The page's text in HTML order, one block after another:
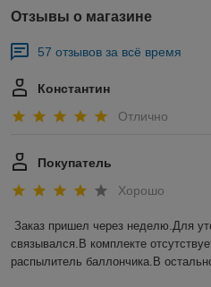
Отзывы о магазине
57 отзывов за всё время
Константин
Отлично
Покупатель
Хорошо
Заказ пришел через неделю.Для
связывался.В комплекте
распылитель баллончика.В